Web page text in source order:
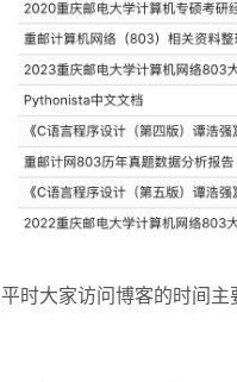
平时大家访问博客的时间主